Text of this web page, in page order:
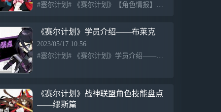
#塞尔计划# 《赛尔计划》【角色情报】—— 伊娅丝 伊娅丝并非只依靠甜美的外表捕获众人的芳心，她为此付出的努力都被屏幕前的忠实观众看在眼里。看着如今畅销的专辑和粉丝数飙升的直播间，伊娅丝不满足止步于
《赛尔计划》学员介绍——布莱克
2023/05/17 10:56
#塞尔计划# 《赛尔计划》学员介绍——布莱克 在学园里，有一位神秘的学员——布莱克。布莱克有着过人的勇气和智慧，他总是敏锐而冷静。但文杰尔总觉得，他似乎并不像表面看上去那样难以接触，不知道谁会有机会
《赛尔计划》战神联盟角色技能盘点
——缪斯篇